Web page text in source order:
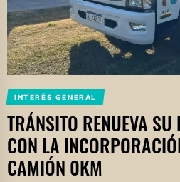
INTERÉS GENERAL
TRÁNSITO RENUEVA
CON LA
CAMIÓN 0KM